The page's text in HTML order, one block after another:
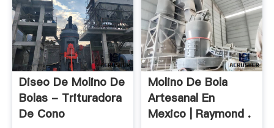
Diseo De Molino De
Bolas - Trituradora
De Cono
Molino De Bola
Artesanal En
Mexico | Raymond .